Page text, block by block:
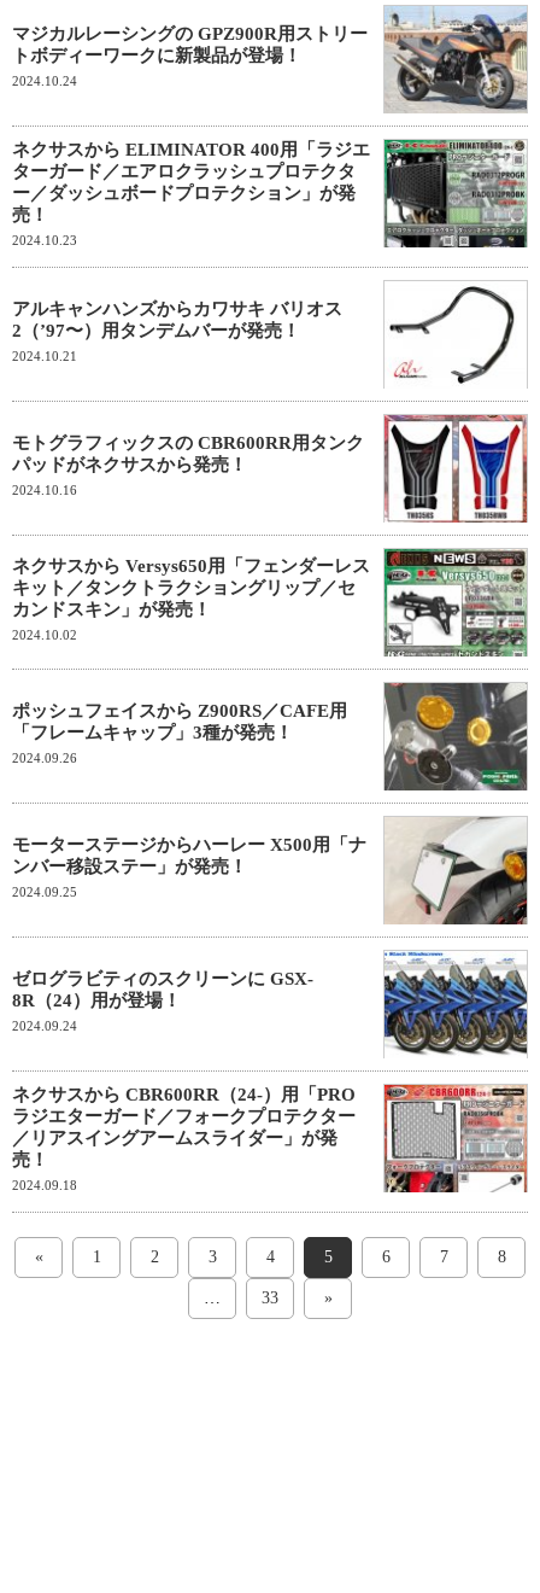
マジカルレーシングの GPZ900R用ストリー
トボディーワークに新製品が登場！
2024.10.24
ネクサスから ELIMINATOR 400用「ラジエ
ターガード／エアロクラッシュプロテクタ
ー／ダッシュボードプロテクション」が発
売！
2024.10.23
アルキャンハンズからカワサキ バリオス
2（’97〜）用タンデムバーが発売！
2024.10.21
モトグラフィックスの CBR600RR用タンク
パッドがネクサスから発売！
2024.10.16
ネクサスから Versys650用「フェンダーレス
キット／タンクトラクショングリップ／セ
カンドスキン」が発売！
2024.10.02
ポッシュフェイスから Z900RS／CAFE用
「フレームキャップ」3種が発売！
2024.09.26
モーターステージからハーレー X500用「ナ
ンバー移設ステー」が発売！
2024.09.25
ゼログラビティのスクリーンに GSX-
8R（24）用が登場！
2024.09.24
ネクサスから CBR600RR（24-）用「PRO
ラジエターガード／フォークプロテクター
／リアスイングアームスライダー」が発
売！
2024.09.18
« 1 2 3 4 5 6 7 8
… 33 »